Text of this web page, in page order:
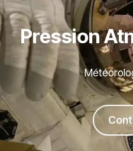
Pression